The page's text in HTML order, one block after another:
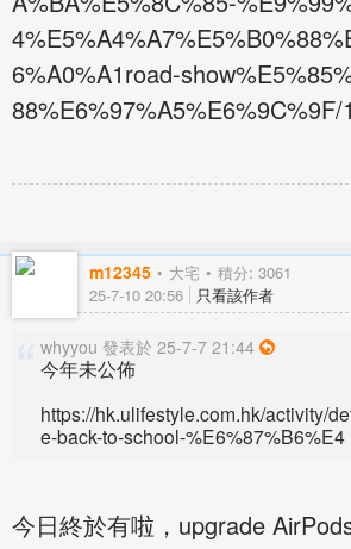
6%A0%A1road-
88%E6%97%A5%E6%9C%9F/1
m12345 大宅 積分: 3061
25-7-10 20:56 只看該作者
whyyou 發表於 25-7-7 21:44
今年未公佈
https://hk.ulifestyle.com.hk/activity/
e-back-to-school-%E6%87%B6%E4
今日終於有啦，upgrade